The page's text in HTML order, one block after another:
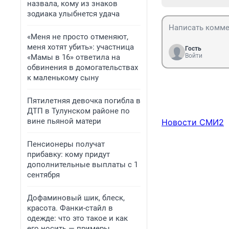
назвала, кому из знаков
зодиака улыбнется удача
«Меня не просто отменяют,
меня хотят убить»: участница
«Мамы в 16» ответила на
обвинения в домогательствах
к маленькому сыну
Пятилетняя девочка погибла в
ДТП в Тулунском районе по
вине пьяной матери
Пенсионеры получат
прибавку: кому придут
дополнительные выплаты с 1
сентября
Дофаминовый шик, блеск,
красота. Фанки-стайл в
одежде: что это такое и как
Гость
Войти
Новости СМИ2